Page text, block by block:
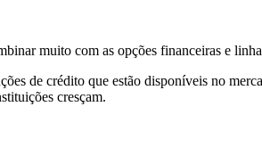
muito com as opções financeiras e
de crédito que estão disponíveis no
cresçam.